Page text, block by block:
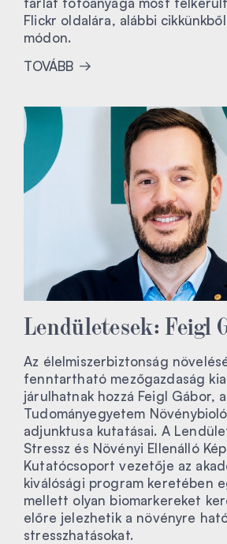
Flickr oldalára, alábbi
módon.
TOVÁBB
Lendületesek: Feigl
Az élelmiszerbiztonság
fenntartható mezőgazdaság
járulhatnak hozzá Feigl Gábor,
Tudományegyetem
adjunktusa kutatásai. A
Stressz és Növényi Ellenálló
Kutatócsoport vezetője az
kiválósági program keretében
mellett olyan biomarkereket
előre jelezhetik a növényre
stresszhatásokat.